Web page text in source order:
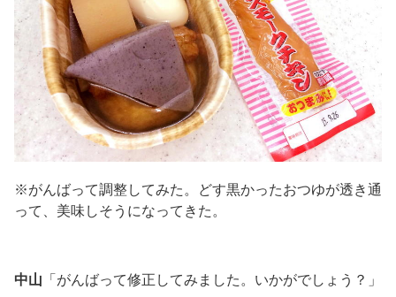
※がんばって調整してみた。どす黒かったおつゆが透き通
って、美味しそうになってきた。
中山 「がんばって修正してみました。いかがでしょう？」